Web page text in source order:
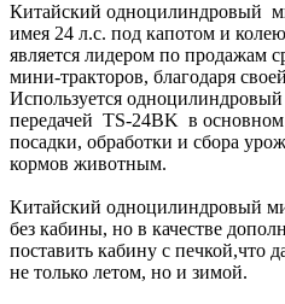
Китайский одноцилиндровый
имея 24 л.с. под капотом и
является лидером по продажам
мини-тракторов, благодаря
Используется
передачей TS-24BK в основном
посадки, обработки и сбора
кормов животным.
Китайский одноцилиндровый
без кабины, но в качестве
поставить кабину с печкой,что
не только летом, но и зимой.